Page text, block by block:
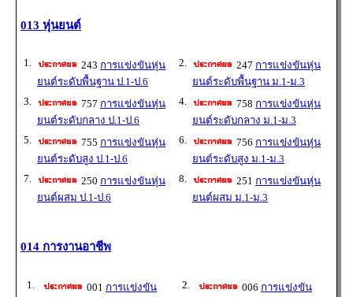
013 หุ่นยนต์
1. 243 การแข่งขันหุ่น
ยนต์ระดับพื้นฐาน ป.1-ป.6
2. 247 การแข่งขันหุ่น
ยนต์ระดับพื้นฐาน ม.1-ม.3
3.
757 การแข่งขันหุ่น
ยนต์ระดับกลาง ป.1-ป.6
4. 758 การแข่งขันหุ่น
ยนต์ระดับกลาง ม.1-ม.3
5.
755 การแข่งขันหุ่น
ยนต์ระดับสูง ป.1-ป.6
6. 756 การแข่งขันหุ่น
ยนต์ระดับสูง ม.1-ม.3
7.
250 การแข่งขันหุ่น
ยนต์ผสม ป.1-ป.6
8. 251 การแข่งขันหุ่น
ยนต์ผสม ม.1-ม.3
014 การงานอาชีพ
1. 001 การแข่งขัน
2. 006 การแข่งขัน